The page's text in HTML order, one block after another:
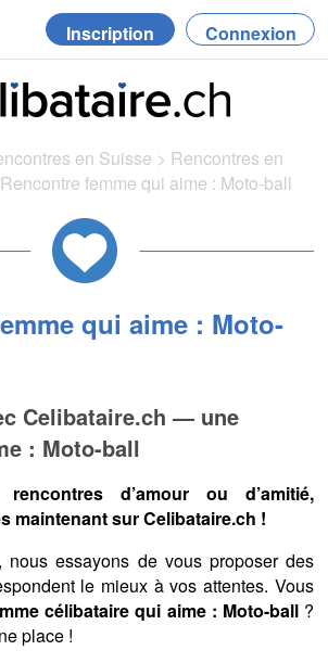
Inscription Connexion
en Suisse > Rencontres en
Rencontre femme qui aime : Moto-ball
qui aime : Moto-
Celibataire.ch — une
: Moto-ball
d’amour ou d’amitié,
maintenant sur Celibataire.ch !
nous essayons de vous proposer des
le mieux à vos attentes. Vous
célibataire qui aime : Moto-ball?
place !